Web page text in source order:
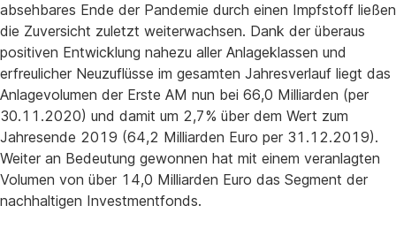
absehbares Ende der Pandemie durch einen Impfstoff ließen
die Zuversicht zuletzt weiterwachsen. Dank der überaus
positiven Entwicklung nahezu aller Anlageklassen und
erfreulicher Neuzuflüsse im gesamten Jahresverlauf liegt das
Anlagevolumen der Erste AM nun bei 66,0 Milliarden (per
30.11.2020) und damit um 2,7% über dem Wert zum
Jahresende 2019 (64,2 Milliarden Euro per 31.12.2019).
Weiter an Bedeutung gewonnen hat mit einem veranlagten
Volumen von über 14,0 Milliarden Euro das Segment der
nachhaltigen Investmentfonds.